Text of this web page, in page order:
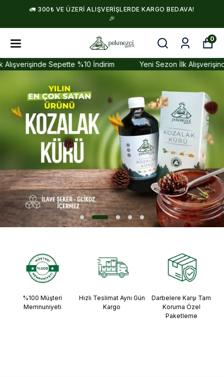
🚛 300₺ VE ÜZERI ALIŞVERIŞLERDE KARGO BEDAVA!
🎉
0
Sepette %10 İndirim Yeni Sezon İlk Alışverişinde
%100 Müşteri
Memnuniyeti
Hızlı Teslimat Aynı Gün
Kargo
Darbelere Karşı Tam
Koruma Özel
Paketleme